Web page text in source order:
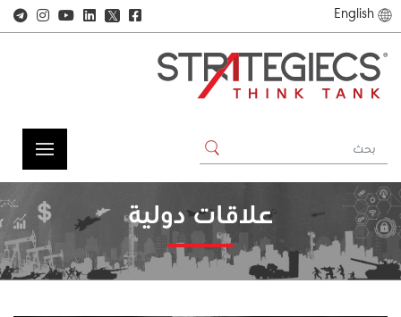
English
𝕏
علاقات دولية